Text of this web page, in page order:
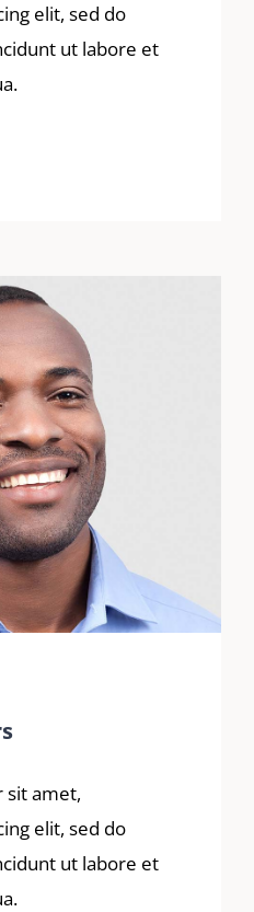
elit, sed do
ut labore et
sit amet,
elit, sed do
ut labore et